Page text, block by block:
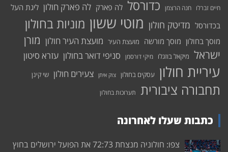
חיים זברלו חנה הרצמן כדורסל לה פארק לה פארק חולון ליגת העל
בכדורסל מדיטק חולון מוטי ששון מוניות בחולון
מוסך בחולון מוסך מורשה מועצת העיר מועצת העיר חולון מורן
ישראל מיקאל בוזגלו מיקי דורסמן סניפי דואר בחולון עזרא סיטון
עיריית חולון עסקים בחולון צוק איתן צעירים חולון שי קינן
תחבורה ציבורית תערוכות בחולון
כתבות שעלו לאחרונה
צפו: חולוניה מנצחת 72:73 את הפועל ירושלים בחוץ